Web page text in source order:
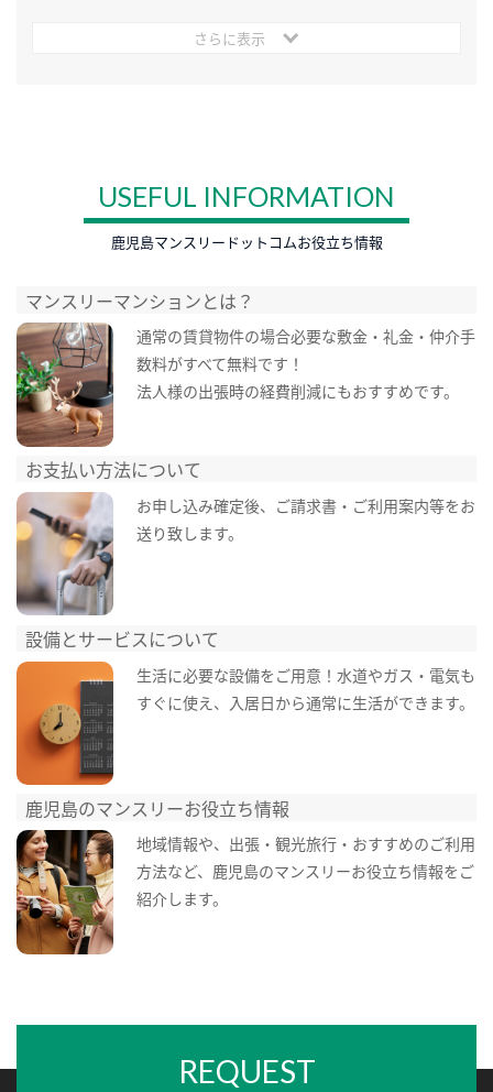
さらに表示
USEFUL INFORMATION
鹿児島マンスリードットコムお役立ち情報
マンスリーマンションとは？
通常の賃貸物件の場合必要な敷金・礼金・仲介手
数料がすべて無料です！
法人様の出張時の経費削減にもおすすめです。
お支払い方法について
お申し込み確定後、ご請求書・ご利用案内等をお
送り致します。
設備とサービスについて
生活に必要な設備をご用意！水道やガス・電気も
すぐに使え、入居日から通常に生活ができます。
鹿児島のマンスリーお役立ち情報
地域情報や、出張・観光旅行・おすすめのご利用
方法など、鹿児島のマンスリーお役立ち情報をご
紹介します。
REQUEST